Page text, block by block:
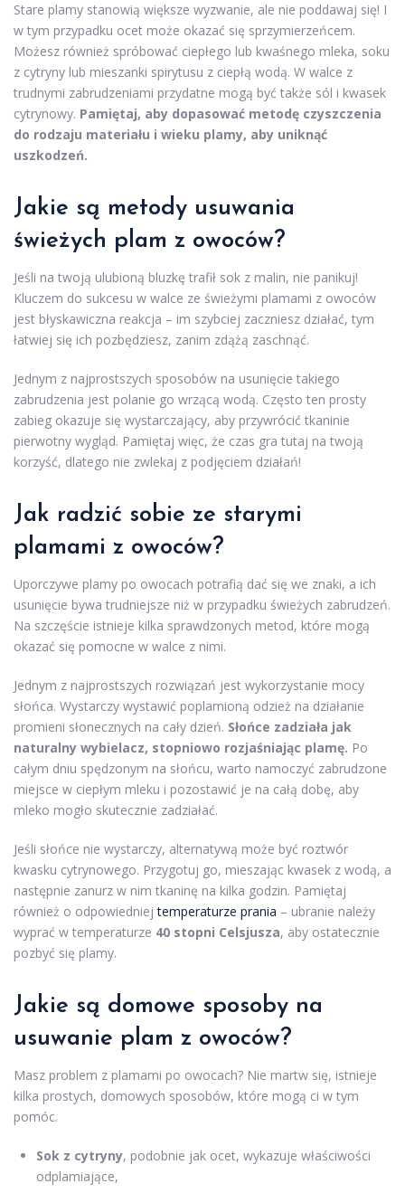
Stare plamy stanowią większe wyzwanie, ale nie poddawaj się! I
w tym przypadku ocet może okazać się sprzymierzeńcem.
Możesz również spróbować ciepłego lub kwaśnego mleka, soku
z cytryny lub mieszanki spirytusu z ciepłą wodą. W walce z
trudnymi zabrudzeniami przydatne mogą być także sól i kwasek
cytrynowy. Pamiętaj, aby dopasować metodę czyszczenia
do rodzaju materiału i wieku plamy, aby uniknąć
uszkodzeń.
Jakie są metody usuwania
świeżych plam z owoców?
Jeśli na twoją ulubioną bluzkę trafił sok z malin, nie panikuj!
Kluczem do sukcesu w walce ze świeżymi plamami z owoców
jest błyskawiczna reakcja – im szybciej zaczniesz działać, tym
łatwiej się ich pozbędziesz, zanim zdążą zaschnąć.
Jednym z najprostszych sposobów na usunięcie takiego
zabrudzenia jest polanie go wrzącą wodą. Często ten prosty
zabieg okazuje się wystarczający, aby przywrócić tkaninie
pierwotny wygląd. Pamiętaj więc, że czas gra tutaj na twoją
korzyść, dlatego nie zwlekaj z podjęciem działań!
Jak radzić sobie ze starymi
plamami z owoców?
Uporczywe plamy po owocach potrafią dać się we znaki, a ich
usunięcie bywa trudniejsze niż w przypadku świeżych zabrudzeń.
Na szczęście istnieje kilka sprawdzonych metod, które mogą
okazać się pomocne w walce z nimi.
Jednym z najprostszych rozwiązań jest wykorzystanie mocy
słońca. Wystarczy wystawić poplamioną odzież na działanie
promieni słonecznych na cały dzień. Słońce zadziała jak
naturalny wybielacz, stopniowo rozjaśniając plamę. Po
całym dniu spędzonym na słońcu, warto namoczyć zabrudzone
miejsce w ciepłym mleku i pozostawić je na całą dobę, aby
mleko mogło skutecznie zadziałać.
Jeśli słońce nie wystarczy, alternatywą może być roztwór
kwasku cytrynowego. Przygotuj go, mieszając kwasek z wodą, a
następnie zanurz w nim tkaninę na kilka godzin. Pamiętaj
również o odpowiedniejtemperaturze prania – ubranie należy
wyprać w temperaturze 40 stopni Celsjusza, aby ostatecznie
pozbyć się plamy.
Jakie są domowe sposoby na
usuwanie plam z owoców?
Masz problem z plamami po owocach? Nie martw się, istnieje
kilka prostych, domowych sposobów, które mogą ci w tym
pomóc.
Sok z cytryny, podobnie jak ocet, wykazuje właściwości
odplamiające,